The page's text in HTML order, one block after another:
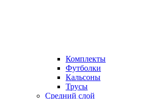
Комплекты
Футболки
Кальсоны
Трусы
Средний слой